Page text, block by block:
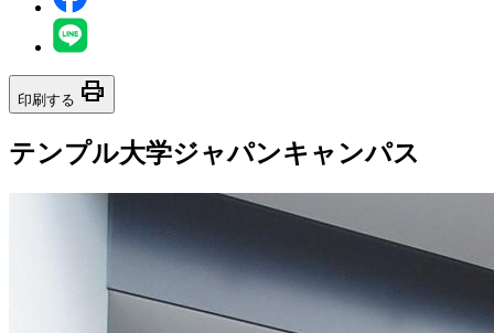
印刷する print
テンプル大学ジャパンキャンパス